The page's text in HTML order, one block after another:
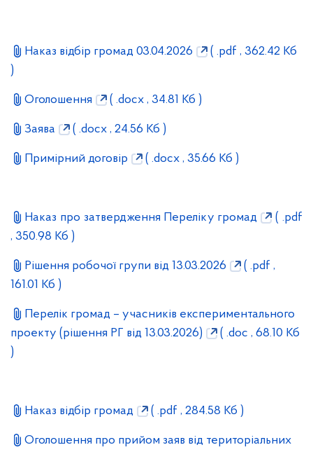
Наказ відбір громад 03.04.2026
( .pdf , 362.42 Кб
)
Оголошення ( .docx , 34.81 Кб )
Заява ( .docx , 24.56 Кб )
Примірний договір ( .docx , 35.66 Кб )
Наказ про затвердження Переліку громад
( .pdf
, 350.98 Кб )
Рішення робочої групи від 13.03.2026
( .pdf ,
161.01 Кб )
Перелік громад – учасників експериментального
проекту (рішення РГ від 13.03.2026)
( .doc , 68.10 Кб
)
Наказ відбір громад ( .pdf , 284.58 Кб )
Оголошення про прийом заяв від територіальних